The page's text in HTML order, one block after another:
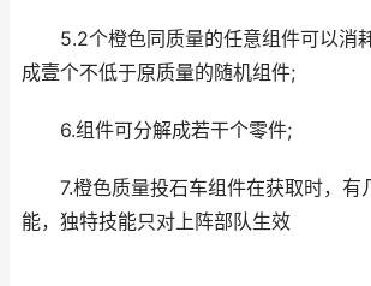
5.2个橙色同质量的任意组件可以消
成壹个不低于原质量的随机组件;
6.组件可分解成若干个零件;
7.橙色质量投石车组件在获取时，有
能，独特技能只对上阵部队生效